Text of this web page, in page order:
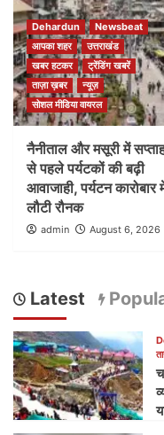
Dehardun
Newsbeat
आपका शहर
उत्तराखंड
खबर हटकर
ट्रेंडिंग खबरें
ताज़ा ख़बर
न्यूज़
सोशल मीडिया वायरल
नैनीताल और मसूरी में
से पहले पर्यटकों की बढ़ी
आवाजाही, पर्यटन कारोबार
लौटी रौनक
admin August 6, 2026
Latest